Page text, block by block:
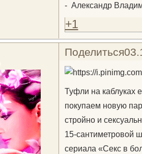
- Александр
+1
Поделиться
Туфли на каблуках
покупаем новую
стройно и
15-сантиметровой
сериала «Секс в